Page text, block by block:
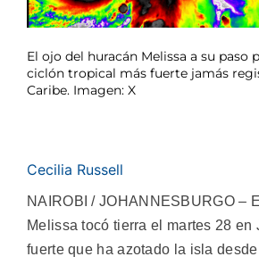
El ojo del huracán Melissa a su paso
ciclón tropical más fuerte jamás
Caribe. Imagen: X
Cecilia Russell
NAIROBI / JOHANNESBURGO –
Melissa tocó tierra el martes 28 en
fuerte que ha azotado la isla